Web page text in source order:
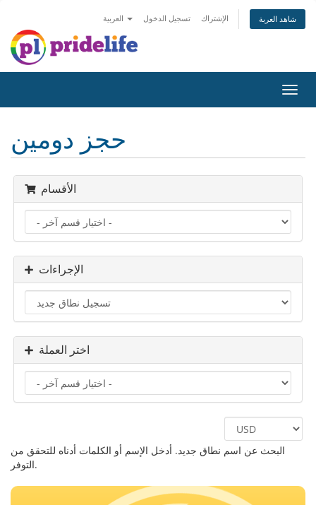
تسجيل الدخول الإشتراك شاهد العربة
حجز دومين
الأقسام
الإجراءات
اختر العملة
البحث عن اسم نطاق جديد. أدخل الإسم أو الكلمات أدناه للتحقق من
التوفر.